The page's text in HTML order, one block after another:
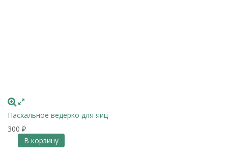
Пасхальное ведёрко для яиц
300 ₽
В корзину